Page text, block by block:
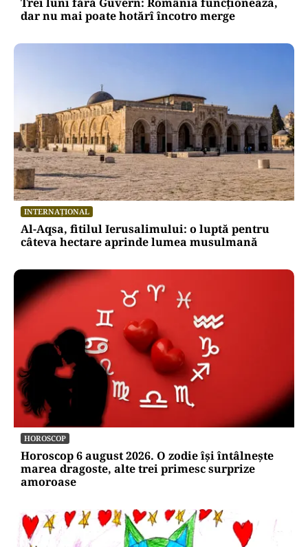
ANALIZĂ
Trei luni fără Guvern: România funcționează,
dar nu mai poate hotărî încotro merge
INTERNAȚIONAL
Al-Aqsa, fitilul Ierusalimului: o luptă pentru
câteva hectare aprinde lumea musulmană